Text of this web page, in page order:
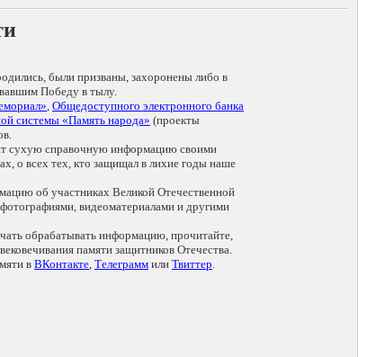
были призваны, захоронены либо в
Победу в тылу.
, Общедоступного электронного банка
системы «Память народа» (проекты
сухую справочную информацию своими
о всех тех, кто защищал в лихие годы наше
об участниках Великой Отечественной
видеоматериалами и другими
обрабатывать информацию, прочитайте,
памяти защитников Отечества.
в ВКонтакте, Телеграмм или Твиттер.